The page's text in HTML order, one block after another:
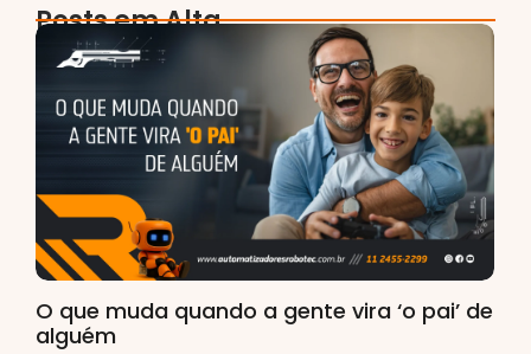
Posts em Alta
O que muda quando a gente vira ‘o pai’ de
alguém